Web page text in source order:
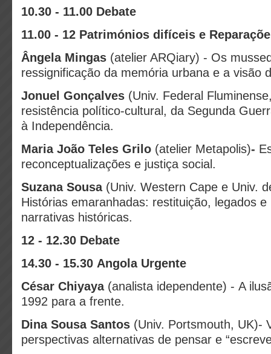
10.30 - 11.00 Debate
11.00 - 12 Patrimónios difíceis e
Ângela Mingas (atelier ARQiary) - Os
ressignificação da memória urbana e a visão
Jonuel Gonçalves (Univ. Federal
resistência político-cultural, da Segunda
à Independência.
Maria João Teles Grilo (atelier Metapolis)-
reconceptualizações e justiça social.
Suzana Sousa (Univ. Western Cape e Univ.
Histórias emaranhadas: restituição, legados e
narrativas históricas.
12 - 12.30 Debate
14.30 - 15.30 Angola Urgente
César Chiyaya(analista idependente) - A
1992 para a frente.
Dina Sousa Santos (Univ. Portsmouth, UK)-
perspectivas alternativas de pensar e